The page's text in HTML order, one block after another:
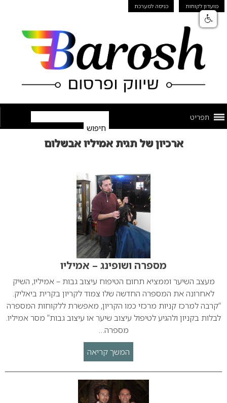
מועדון לקוחות כניסה למערכת
תפריט
ארכיון של תגית אמיליו אבשלום
מספרה ושופינג – אמיליו
מעצב השיער וממציא תחום הטיפוח עיצוב גבות – אמיליו, השיק
לאחרונה את המספרה החדשה שלו צמוד לקריון בקרית ביאליק.
“קרבה למרכז קניות מרכזי כמו הקריון, מאפשרת ללקוחות המספרה
לבלות בקניון ולהגיע לטיפול עיצוב שיער או עיצוב גבות” מסר אמיליו.
מספרה…
המשך קריאה